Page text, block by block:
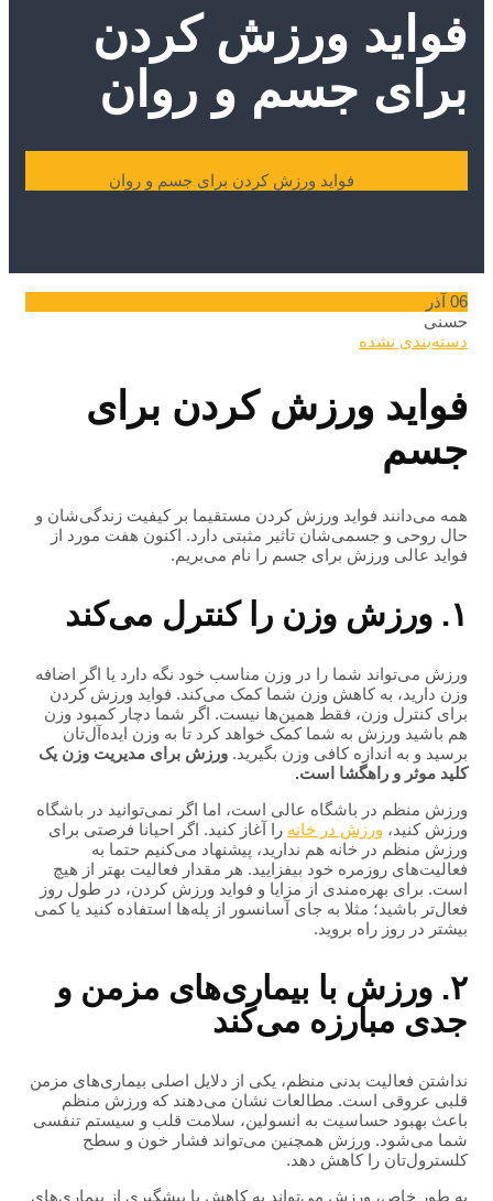
فواید ورزش کردن
برای جسم و روان
فواید ورزش کردن برای جسم و روان
06 آذر
حسنی
دسته‌بندی نشده
فواید ورزش کردن برای
جسم
همه می‌دانند فواید ورزش کردن مستقیما بر کیفیت زندگی‌شان و
حال روحی و جسمی‌شان تاثیر مثبتی دارد. اکنون هفت مورد از
فواید عالی ورزش برای جسم را نام می‌بریم.
۱. ورزش وزن را کنترل می‌کند
ورزش می‌تواند شما را در وزن مناسب خود نگه دارد یا اگر اضافه
وزن دارید، به کاهش وزن شما کمک می‌کند. فواید ورزش کردن
برای کنترل وزن، فقط همین‌ها نیست. اگر شما دچار کمبود وزن
هم باشید ورزش به شما کمک خواهد کرد تا به وزن ایده‌آل‌تان
برسید و به اندازه کافی وزن بگیرید. ورزش برای مدیریت وزن یک
کلید موثر و راهگشا است.
ورزش منظم در باشگاه عالی است، اما اگر نمی‌توانید در باشگاه
ورزش کنید، ورزش در خانه را آغاز کنید. اگر احیانا فرصتی برای
ورزش منظم در خانه هم ندارید، پیشنهاد می‌کنیم حتما به
فعالیت‌های روزمره خود بیفزایید. هر مقدار فعالیت بهتر از هیچ
است. برای بهره‌مندی از مزایا و فواید ورزش کردن، در طول روز
فعال‌تر باشید؛ مثلا به جای آسانسور از پله‌ها استفاده کنید یا کمی
بیشتر در روز راه بروید.
۲. ورزش با بیماری‌های مزمن و
جدی مبارزه می‌کند
نداشتن فعالیت بدنی منظم، یکی از دلایل اصلی بیماری‌های مزمن
قلبی عروقی است. مطالعات نشان می‌دهند که ورزش منظم
باعث بهبود حساسیت به انسولین، سلامت قلب و سیستم تنفسی
شما می‌شود. ورزش همچنین می‌تواند فشار خون و سطح
کلسترول‌تان را کاهش دهد.
به طور خاص، ورزش می‌تواند به کاهش یا پیشگیری از بیماری‌های